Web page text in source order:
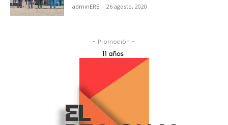
adminERE - 26 agosto, 2020
- Promoción -